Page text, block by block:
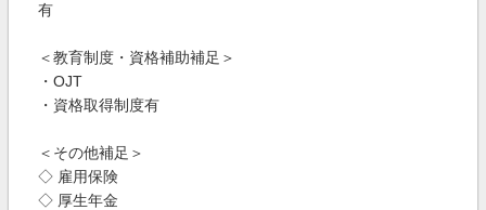
有
＜教育制度・資格補助補足＞
・OJT
・資格取得制度有
＜その他補足＞
◇ 雇用保険
◇ 厚生年金